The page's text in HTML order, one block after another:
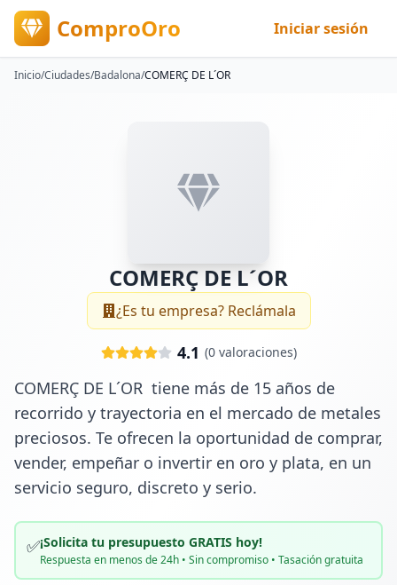
ComproOro Iniciar sesión
Inicio/Ciudades/Badalona/COMERÇ DE L´OR
COMERÇ DE L´OR
¿Es tu empresa? Reclámala
4.1 (0valoraciones)
COMERÇ DE L´OR  tiene más de 15 años de
recorrido y trayectoria en el mercado de metales
preciosos. Te ofrecen la oportunidad de comprar,
vender, empeñar o invertir en oro y plata, en un
servicio seguro, discreto y serio.
✅¡Solicita tu presupuesto GRATIS hoy!
Respuesta en menos de 24h • Sin compromiso • Tasación gratuita